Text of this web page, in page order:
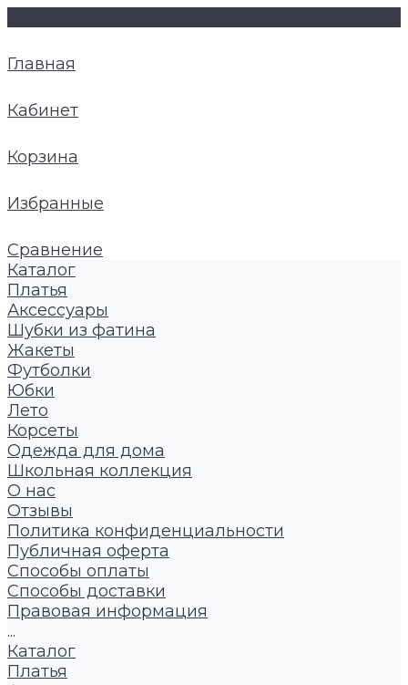
Главная
Кабинет
Корзина
Избранные
Сравнение
Каталог
Платья
Аксессуары
Шубки из фатина
Жакеты
Футболки
Юбки
Лето
Корсеты
Одежда для дома
Школьная коллекция
О нас
Отзывы
Политика конфиденциальности
Публичная оферта
Способы оплаты
Способы доставки
Правовая информация
...
Каталог
Платья